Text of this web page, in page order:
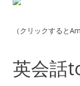
（クリックすると
英会話